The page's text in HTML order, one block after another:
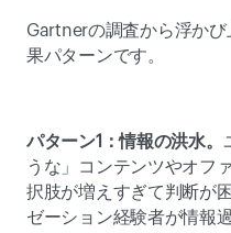
Gartnerの調査から浮か
果パターンです。
パターン1：情報の洪水。
うな」コンテンツやオフ
択肢が増えすぎて判断が
ゼーション経験者が情報